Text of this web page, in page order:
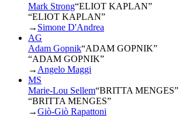
Mark Strong“ELIOT KAPLAN”
“ELIOT KAPLAN”
→ Simone D'Andrea
AG
Adam Gopnik“ADAM GOPNIK”
“ADAM GOPNIK”
→ Angelo Maggi
MS
Marie-Lou Sellem“BRITTA MENGES”
“BRITTA MENGES”
→Giò-Giò Rapattoni